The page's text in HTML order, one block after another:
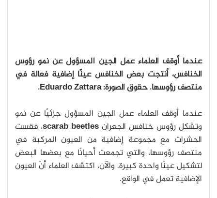
عندما أوقف العلماء عمل الجين المسؤول عن نمو رؤوس
الخنافس، أنتجت بعض الخنافس عينًا إضافية فعالة في
منتصف رؤوسها. حقوق الصورة: Eduardo Zattara.
عندما أوقف العلماء عمل الجين المسؤول جزئيًا عن نمو
وتشكل رؤوس خنافس الجعران scarab beetles، فقست
الحشرات مع مجموعة إضافية من العيون المركبة في
منتصف رؤوسها، والتي تجمعت أحيانًا مع بعضها البعض
لتشكيل عينًا واحدة كبيرة. والآن، اكتشف العلماء أنّ العيون
الإضافية تعمل في الواقع.